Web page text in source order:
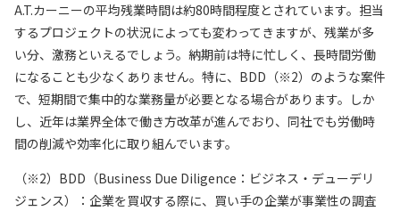
A.T.カーニーの平均残業時間は約80時間程度とされています。担当
するプロジェクトの状況によっても変わってきますが、残業が多
い分、激務といえるでしょう。納期前は特に忙しく、長時間労働
になることも少なくありません。特に、BDD（※2）のような案件
で、短期間で集中的な業務量が必要となる場合があります。しか
し、近年は業界全体で働き方改革が進んでおり、同社でも労働時
間の削減や効率化に取り組んでいます。
（※2）BDD（Business Due Diligence：ビジネス・デューデリ
ジェンス）：企業を買収する際に、買い手の企業が事業性の調査